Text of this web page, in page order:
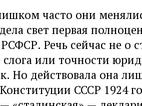
часто они
свет первая
Речь сейчас не о
слога или точности
Но действовала она
СССР 1924